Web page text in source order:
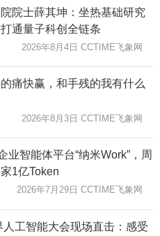
院士薛其坤：坐热基础研究
通量子科创全链条
2026年8月4日 CCTIME飞象网
痛快赢，和手残的我有什么
2026年8月3日 CCTIME飞象网
业智能体平台“纳米Work”，周
1亿Token
2026年7月29日 CCTIME飞象网
人工智能大会现场直击：感受